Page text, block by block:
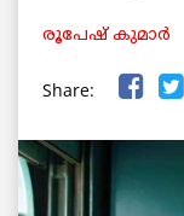
രൂപേഷ്‌ കുമാര്‍
Share: